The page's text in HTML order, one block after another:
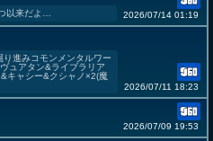
以来だよ… 2026/07/14 01:19
進みコモンメンタルワー
ュアタン&ライブラリア
キャシー&クシャノ×2(魔
2026/07/11 18:23
2026/07/09 19:53